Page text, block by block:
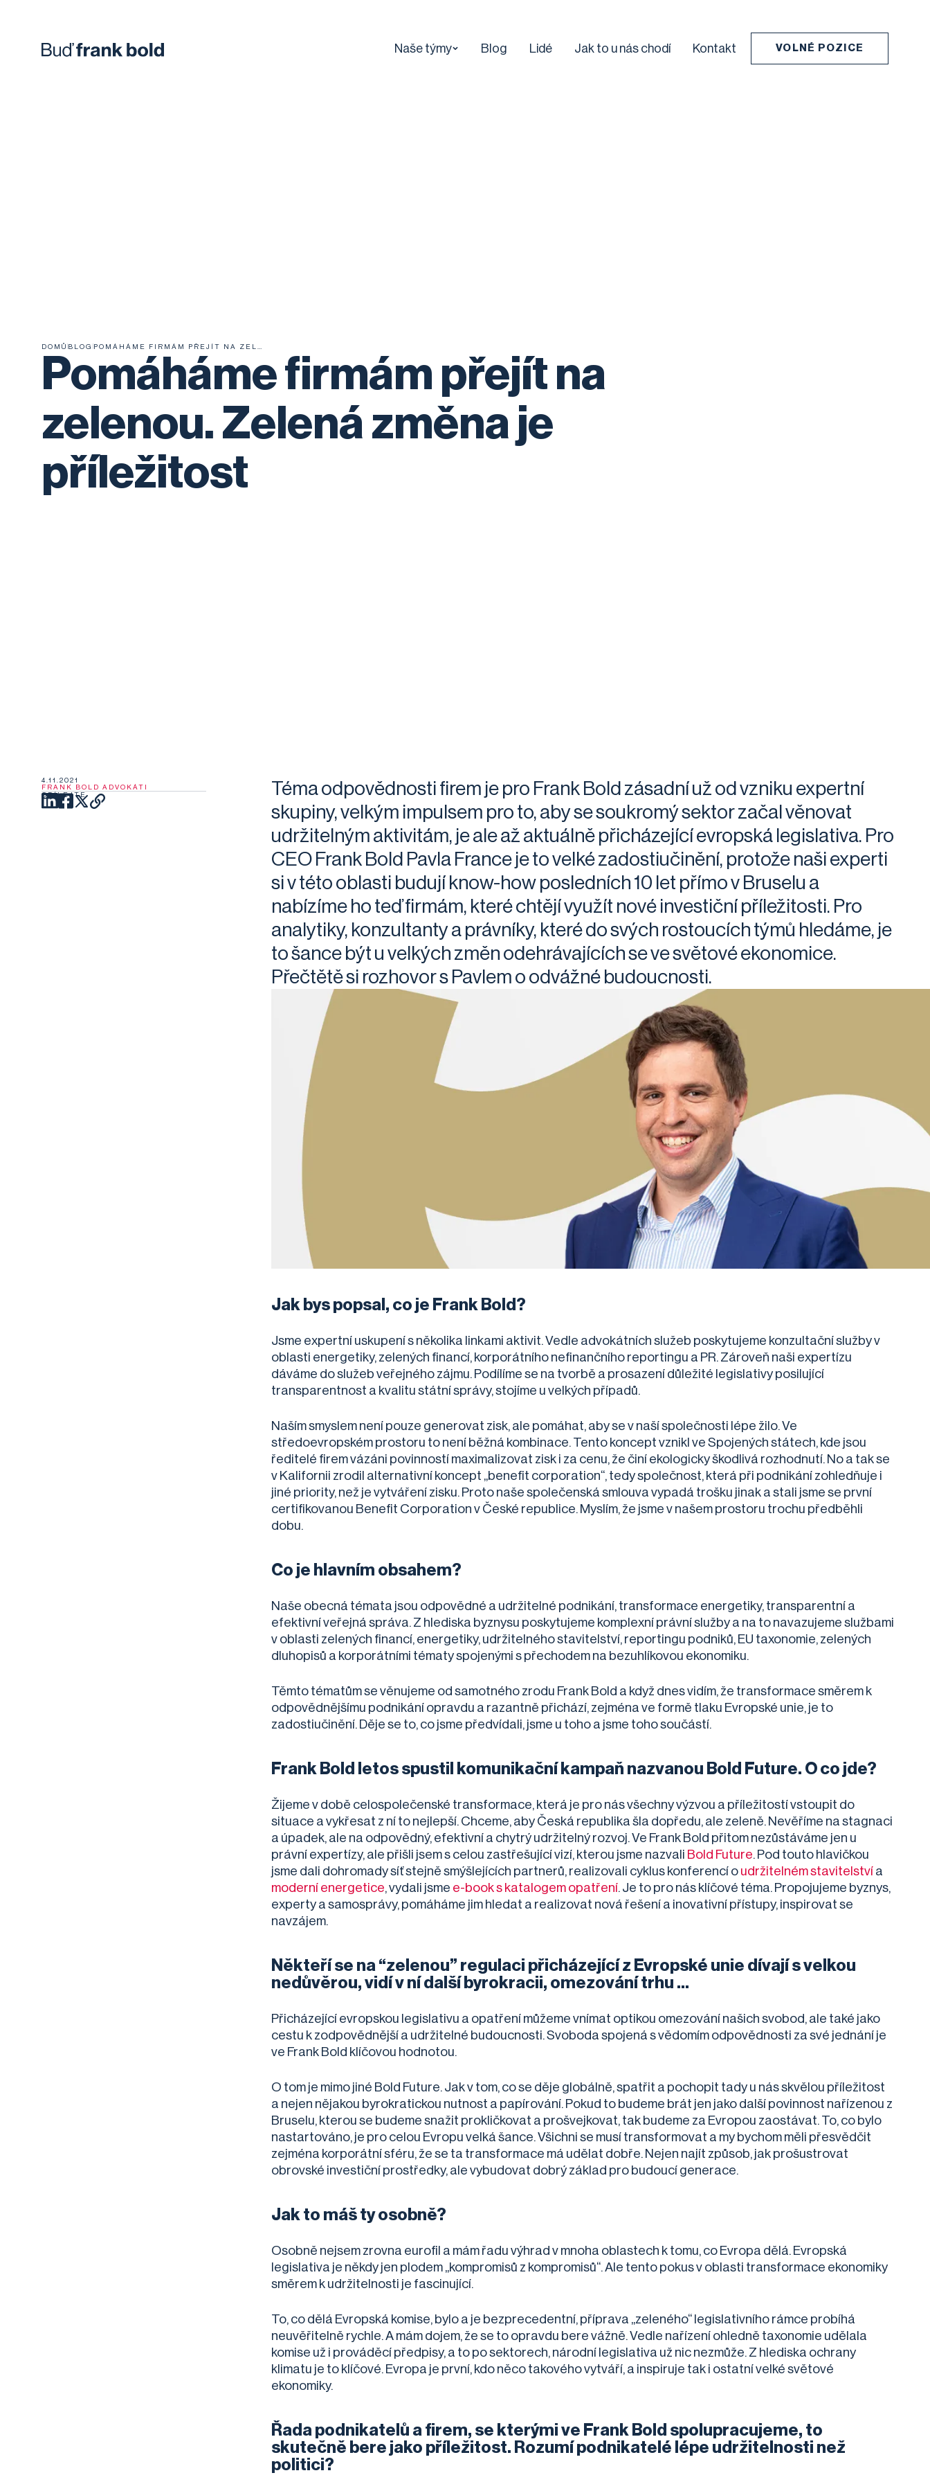
Naše týmy Blog Lidé Jak to u nás chodí Kontakt VOLNÉ POZICE
DOMŮ BLOG POMÁHÁME FIRMÁM PŘEJÍT NA ZELENOU. ZELENÁ ZMĚNA JE PŘÍLEŽITOST
Pomáháme firmám přejít na
zelenou. Zelená změna je
příležitost
4.11.2021
FRANK BOLD ADVOKÁTI
SDÍLEJTE
Téma odpovědnosti firem je pro Frank Bold zásadní už od vzniku expertní
skupiny, velkým impulsem pro to, aby se soukromý sektor začal věnovat
udržitelným aktivitám, je ale až aktuálně přicházející evropská legislativa. Pro
CEO Frank Bold Pavla France je to velké zadostiučinění, protože naši experti
si v této oblasti budují know-how posledních 10 let přímo v Bruselu a
nabízíme ho teď firmám, které chtějí využít nové investiční příležitosti. Pro
analytiky, konzultanty a právníky, které do svých rostoucích týmů hledáme, je
to šance být u velkých změn odehrávajících se ve světové ekonomice.
Přečtětě si rozhovor s Pavlem o odvážné budoucnosti.
Jak bys popsal, co je Frank Bold?
Jsme expertní uskupení s několika linkami aktivit. Vedle advokátních služeb poskytujeme konzultační služby v
oblasti energetiky, zelených financí, korporátního nefinančního reportingu a PR. Zároveň naši expertízu
dáváme do služeb veřejného zájmu. Podílíme se na tvorbě a prosazení důležité legislativy posilující
transparentnost a kvalitu státní správy, stojíme u velkých případů.
Naším smyslem není pouze generovat zisk, ale pomáhat, aby se v naší společnosti lépe žilo. Ve
středoevropském prostoru to není běžná kombinace. Tento koncept vznikl ve Spojených státech, kde jsou
ředitelé firem vázáni povinností maximalizovat zisk i za cenu, že činí ekologicky škodlivá rozhodnutí. No a tak se
v Kalifornii zrodil alternativní koncept „benefit corporation“, tedy společnost, která při podnikání zohledňuje i
jiné priority, než je vytváření zisku. Proto naše společenská smlouva vypadá trošku jinak a stali jsme se první
certifikovanou Benefit Corporation v České republice. Myslím, že jsme v našem prostoru trochu předběhli
dobu.
Co je hlavním obsahem?
Naše obecná témata jsou odpovědné a udržitelné podnikání, transformace energetiky, transparentní a
efektivní veřejná správa. Z hlediska byznysu poskytujeme komplexní právní služby a na to navazujeme službami
v oblasti zelených financí, energetiky, udržitelného stavitelství, reportingu podniků, EU taxonomie, zelených
dluhopisů a korporátními tématy spojenými s přechodem na bezuhlíkovou ekonomiku.
Těmto tématům se věnujeme od samotného zrodu Frank Bold a když dnes vidím, že transformace směrem k
odpovědnějšímu podnikání opravdu a razantně přichází, zejména ve formě tlaku Evropské unie, je to
zadostiučinění. Děje se to, co jsme předvídali, jsme u toho a jsme toho součástí.
Frank Bold letos spustil komunikační kampaň nazvanou Bold Future. O co jde?
Žijeme v době celospolečenské transformace, která je pro nás všechny výzvou a příležitostí vstoupit do
situace a vykřesat z ní to nejlepší. Chceme, aby Česká republika šla dopředu, ale zeleně. Nevěříme na stagnaci
a úpadek, ale na odpovědný, efektivní a chytrý udržitelný rozvoj. Ve Frank Bold přitom nezůstáváme jen u
právní expertízy, ale přišli jsem s celou zastřešující vizí, kterou jsme nazvali Bold Future. Pod touto hlavičkou
jsme dali dohromady síť stejně smýšlejících partnerů, realizovali cyklus konferencí o udržitelném stavitelství a
moderní energetice, vydali jsme e-book s katalogem opatření. Je to pro nás klíčové téma. Propojujeme byznys,
experty a samosprávy, pomáháme jim hledat a realizovat nová řešení a inovativní přístupy, inspirovat se
navzájem.
Někteří se na “zelenou” regulaci přicházející z Evropské unie dívají s velkou
nedůvěrou, vidí v ní další byrokracii, omezování trhu ...
Přicházející evropskou legislativu a opatření můžeme vnímat optikou omezování našich svobod, ale také jako
cestu k zodpovědnější a udržitelné budoucnosti. Svoboda spojená s vědomím odpovědnosti za své jednání je
ve Frank Bold klíčovou hodnotou.
O tom je mimo jiné Bold Future. Jak v tom, co se děje globálně, spatřit a pochopit tady u nás skvělou příležitost
a nejen nějakou byrokratickou nutnost a papírování. Pokud to budeme brát jen jako další povinnost nařízenou z
Bruselu, kterou se budeme snažit prokličkovat a prošvejkovat, tak budeme za Evropou zaostávat. To, co bylo
nastartováno, je pro celou Evropu velká šance. Všichni se musí transformovat a my bychom měli přesvědčit
zejména korporátní sféru, že se ta transformace má udělat dobře. Nejen najít způsob, jak prošustrovat
obrovské investiční prostředky, ale vybudovat dobrý základ pro budoucí generace.
Jak to máš ty osobně?
Osobně nejsem zrovna eurofil a mám řadu výhrad v mnoha oblastech k tomu, co Evropa dělá. Evropská
legislativa je někdy jen plodem „kompromisů z kompromisů“. Ale tento pokus v oblasti transformace ekonomiky
směrem k udržitelnosti je fascinující.
To, co dělá Evropská komise, bylo a je bezprecedentní, příprava „zeleného“ legislativního rámce probíhá
neuvěřitelně rychle. A mám dojem, že se to opravdu bere vážně. Vedle nařízení ohledně taxonomie udělala
komise už i prováděcí předpisy, a to po sektorech, národní legislativa už nic nezmůže. Z hlediska ochrany
klimatu je to klíčové. Evropa je první, kdo něco takového vytváří, a inspiruje tak i ostatní velké světové
ekonomiky.
Řada podnikatelů a firem, se kterými ve Frank Bold spolupracujeme, to
skutečně bere jako příležitost. Rozumí podnikatelé lépe udržitelnosti než
politici?